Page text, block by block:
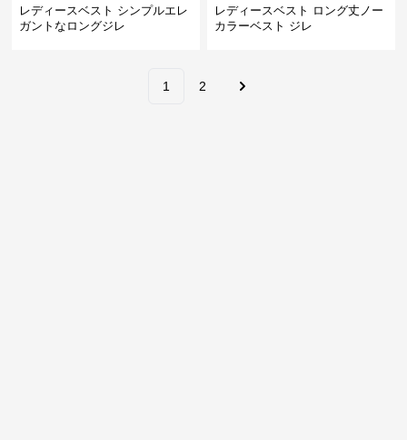
レディースベスト シンプルエレ
ガントなロングジレ
レディースベスト ロング丈ノー
カラーベスト ジレ
1 2